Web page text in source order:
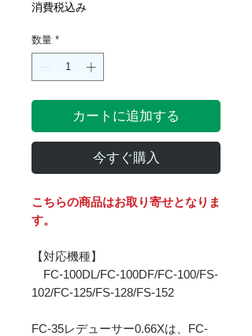
消費税込み
数量 *
カートに追加する
今すぐ購入
こちらの商品はお取り寄せとなりま
す。
【対応機種】
FC-100DL/FC-100DF/FC-100/FS-
102/FC-125/FS-128/FS-152
FC-35レデューサー0.66Xは、FC-